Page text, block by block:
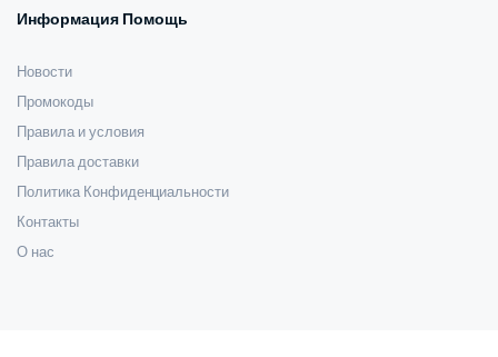
Информация Помощь
Новости
Промокоды
Правила и условия
Правила доставки
Политика Конфиденциальности
Контакты
О нас